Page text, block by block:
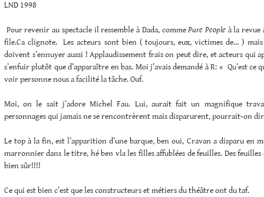
LND 1998
Pour revenir au spectacle il ressemble à Dada, commePure People à la revue
file.Ca clignote. Les acteurs sont bien ( toujours, eux, victimes de… ) mais
doivent s’ennuyer aussi ! Applaudissement frais on peut dire, et acteurs qui
s’enfuir plutôt que d’apparaître en bas. Moi j’avais demandé à R: « Qu’est ce
voir personne nous a facilité la tâche. Ouf.
Moi, on le sait j’adore Michel Fau. Lui, aurait fait un magnifique
personnages qui jamais ne se rencontrèrent mais disparurent, pourrait-on
Le top à la fin, est l’apparition d’une barque, ben oui, Cravan a disparu en
marronnier dans le titre, hé ben vla les filles affublées de feuilles. Des
bien sûr!!!!
Ce qui est bien c’est que les constructeurs et métiers du théâtre ont du taf.